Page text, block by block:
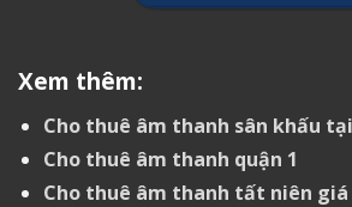
Xem thêm:
Cho thuê âm thanh sân khấu
Cho thuê âm thanh quận 1
Cho thuê âm thanh tất niên